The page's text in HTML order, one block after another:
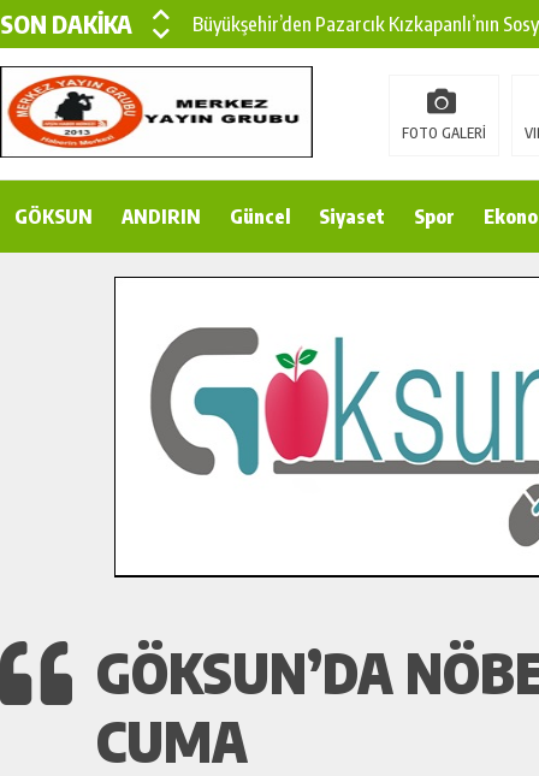
SON DAKİKA
Büyükşehir’den Pazarcık Kızkapanlı’nın
Büyükşehir’den Pazarcık Kırsalına Modern
Çin’den KSÜ’ye Uluslararası Başarı:
Gençler Pusula Maraş Kampında Yeni
İlçe Jandarma Komutanı Karakaya’dan
Bertiz’in Yeni Köprüsünde Sona Doğru.
FOTO GALERİ
GÖKSUN ANDIRIN Güncel Siyaset Spor
GÖKSUN’DA
CUMA